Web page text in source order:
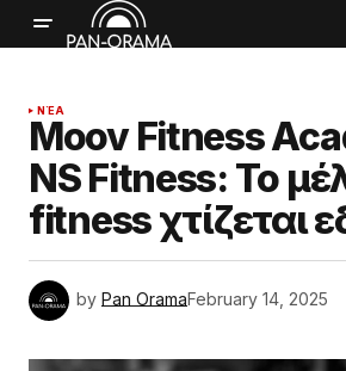
ΝΈΑ
Moov Fitness
NS Fitness: Το
fitness χτίζεται
by Pan OramaFebruary 14, 2025